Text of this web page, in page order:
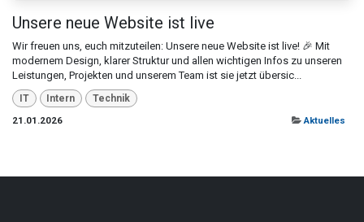
Unsere neue Website ist live
Wir freuen uns, euch mitzuteilen: Unsere neue Website ist live! 🎉 Mit
modernem Design, klarer Struktur und allen wichtigen Infos zu unseren
Leistungen, Projekten und unserem Team ist sie jetzt übersic...
IT Intern
Technik
21.01.2026
Aktuelles